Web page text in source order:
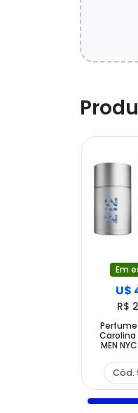
Em
U$
R$
Carolina
MEN
Cód.